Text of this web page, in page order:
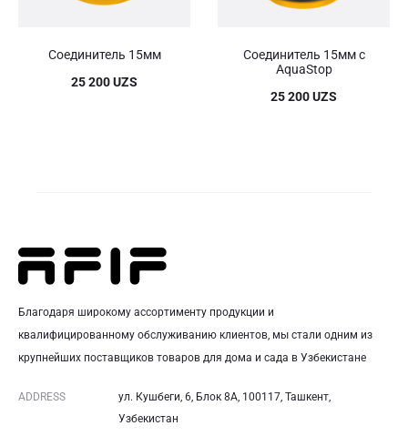
Соединитель 15мм
25 200UZS
Соединитель 15мм с
AquaStop
25 200UZS
Благодаря широкому ассортименту продукции и
квалифицированному обслуживанию клиентов, мы стали одним из
крупнейших поставщиков товаров для дома и сада в Узбекистане
ADDRESS
ул. Кушбеги, 6, Блок 8A, 100117, Ташкент,
Узбекистан